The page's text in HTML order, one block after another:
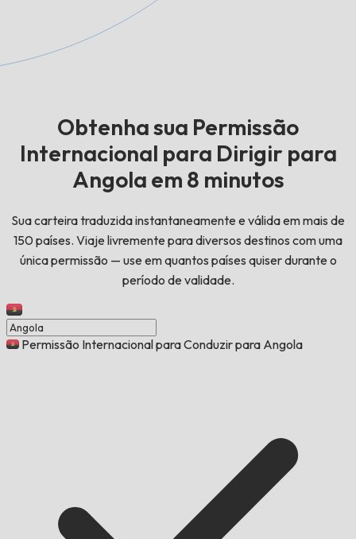
Obtenha sua Permissão
Internacional para Dirigir para
Angola em 8 minutos
Sua carteira traduzida instantaneamente e válida em mais de
150 países. Viaje livremente para diversos destinos com uma
única permissão — use em quantos países quiser durante o
período de validade.
Permissão Internacional para Conduzir para Angola